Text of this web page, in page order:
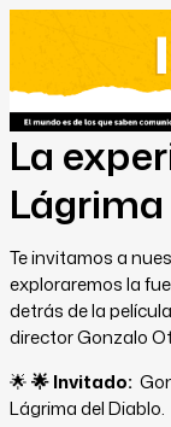
La
Lágrima
Te invitamos a
exploraremos la
detrás de la
director Gonzalo
🌟🌟Invitado:
Lágrima del Diablo.